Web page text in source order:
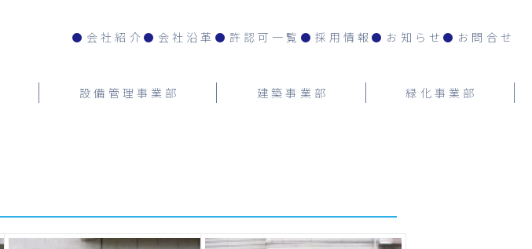
会社紹介 会社沿革 許認可一覧 採用情報 お知らせ お問合せ
設備管理事業部 建築事業部 緑化事業部